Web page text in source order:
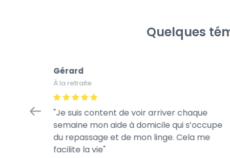
Quelques
Gérard
À la retraite
Je suis content de voir arriver chaque
semaine mon aide à domicile qui s’occupe
du repassage et de mon linge. Cela me
facilite la vie